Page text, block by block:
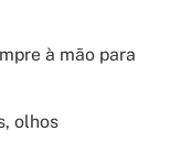
à mão para
olhos